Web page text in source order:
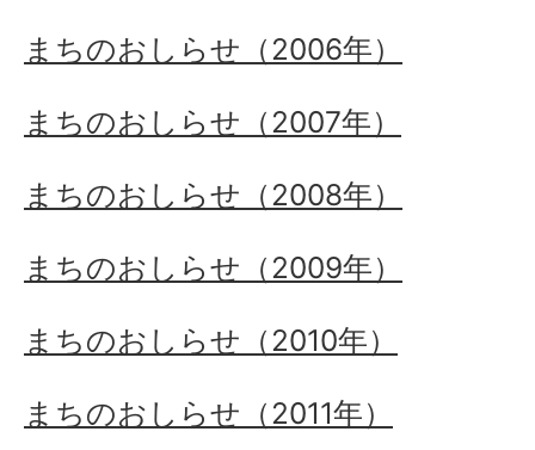
まちのおしらせ（2006年）
まちのおしらせ（2007年）
まちのおしらせ（2008年）
まちのおしらせ（2009年）
まちのおしらせ（2010年）
まちのおしらせ（2011年）